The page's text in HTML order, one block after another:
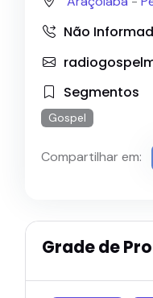
Não
Segmentos
Gospel
Compartilhar em:
Grade de